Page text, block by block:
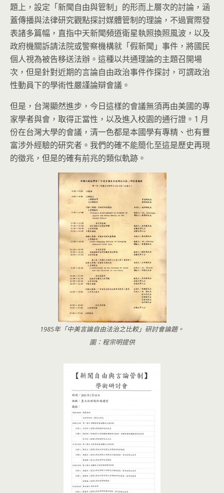
題上，設定「新聞自由與管制」的形而上層次的討論，涵
蓋傳播與法律研究觀點探討媒體管制的理論，不過實際發
表諸多篇幅，直指中天新聞頻道衛星執照換照風波，以及
政府機關訴請法院或警察機構就「假新聞」事件，將國民
個人視為被告移送法辦。這種以共通理論的主題召開場
次，但是針對近期的言論自由政治事件作探討，可謂政治
性動員下的學術性嚴謹論辯會議。
但是，台灣顯然進步，今日這樣的會議無須再由美國的專
家學者與會，取得正當性，以及進入校園的通行證。1 月
份在台灣大學的會議，清一色都是本國學有專精、也有豐
富涉外經驗的研究者。我們的確不能簡化至這是歷史再現
的徵兆，但是的確有前兆的類似軌跡。
1985年「中美言論自由法治之比較」研討會論題。
圖：程宗明提供